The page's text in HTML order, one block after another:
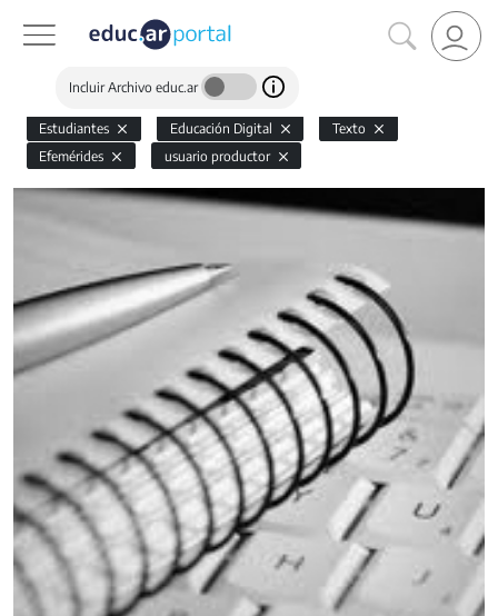
Incluir Archivo educ.ar
Estudiantes Educación Digital
Texto
Efemérides
usuario productor